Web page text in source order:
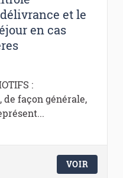
et le
en cas
:
façon générale,
VOIR